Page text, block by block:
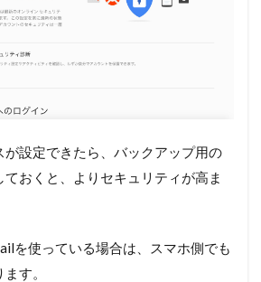
が設定できたら、バックアップ用の
おくと、よりセキュリティが高ま
を使っている場合は、スマホ側でも
す。